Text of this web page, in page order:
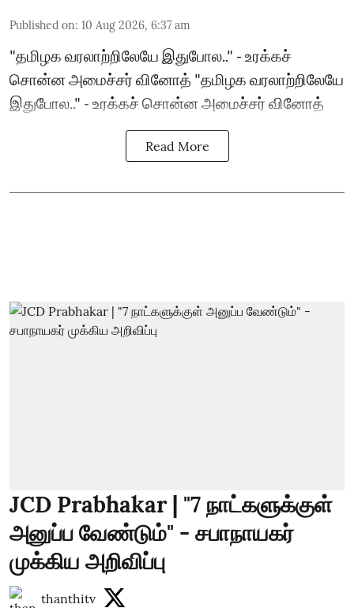
Published on: 10 Aug 2026, 6:37 am
"தமிழக வரலாற்றிலேயே இதுபோல.." - உரக்கச்
சொன்ன அமைச்சர் வினோத் "தமிழக வரலாற்றிலேயே
இதுபோல.." - உரக்கச் சொன்ன அமைச்சர் வினோத்
Read More
JCD Prabhakar | "7 நாட்களுக்குள்
அனுப்ப வேண்டும்" - சபாநாயகர்
முக்கிய அறிவிப்பு
thanthitv